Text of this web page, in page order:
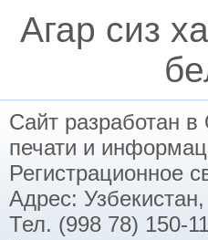
Агар сиз
Сайт разработан
печати и
Регистрационное
Адрес:
Тел. (998 78) 150-